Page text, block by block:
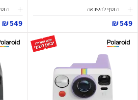
הוסף להשוואה
549 ₪
549 ₪